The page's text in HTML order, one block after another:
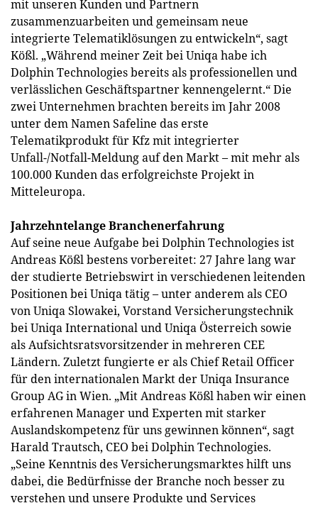
mit unseren Kunden und Partnern
zusammenzuarbeiten und gemeinsam neue
integrierte Telematiklösungen zu entwickeln“, sagt
Kößl. „Während meiner Zeit bei Uniqa habe ich
Dolphin Technologies bereits als professionellen und
verlässlichen Geschäftspartner kennengelernt.“ Die
zwei Unternehmen brachten bereits im Jahr 2008
unter dem Namen Safeline das erste
Telematikprodukt für Kfz mit integrierter
Unfall-/Notfall-Meldung auf den Markt – mit mehr als
100.000 Kunden das erfolgreichste Projekt in
Mitteleuropa.
Jahrzehntelange Branchenerfahrung
Auf seine neue Aufgabe bei Dolphin Technologies ist
Andreas Kößl bestens vorbereitet: 27 Jahre lang war
der studierte Betriebswirt in verschiedenen leitenden
Positionen bei Uniqa tätig – unter anderem als CEO
von Uniqa Slowakei, Vorstand Versicherungstechnik
bei Uniqa International und Uniqa Österreich sowie
als Aufsichtsratsvorsitzender in mehreren CEE
Ländern. Zuletzt fungierte er als Chief Retail Officer
für den internationalen Markt der Uniqa Insurance
Group AG in Wien. „Mit Andreas Kößl haben wir einen
erfahrenen Manager und Experten mit starker
Auslandskompetenz für uns gewinnen können“, sagt
Harald Trautsch, CEO bei Dolphin Technologies.
„Seine Kenntnis des Versicherungsmarktes hilft uns
dabei, die Bedürfnisse der Branche noch besser zu
verstehen und unsere Produkte und Services